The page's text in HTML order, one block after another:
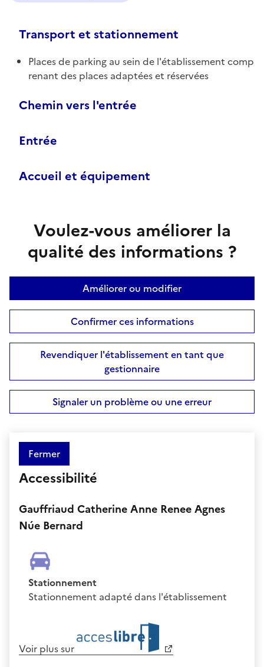
Transport et stationnement
Places de parking au sein de l'établissement comp
renant des places adaptées et réservées
Chemin vers l'entrée
Entrée
Accueil et équipement
Voulez-vous améliorer la
qualité des informations ?
Améliorer ou modifier
Confirmer ces informations
Revendiquer l'établissement en tant que
gestionnaire
Signaler un problème ou une erreur
Fermer
Accessibilité
Gauffriaud Catherine Anne Renee Agnes
Núe Bernard
Stationnement
Stationnement adapté dans l'établissement
Voir plus sur